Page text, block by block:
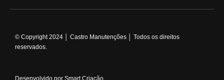
© Copyright 2024 │ Castro Manutenções │ Todos os direitos
reservados.
Desenvolvido por Smart Criação